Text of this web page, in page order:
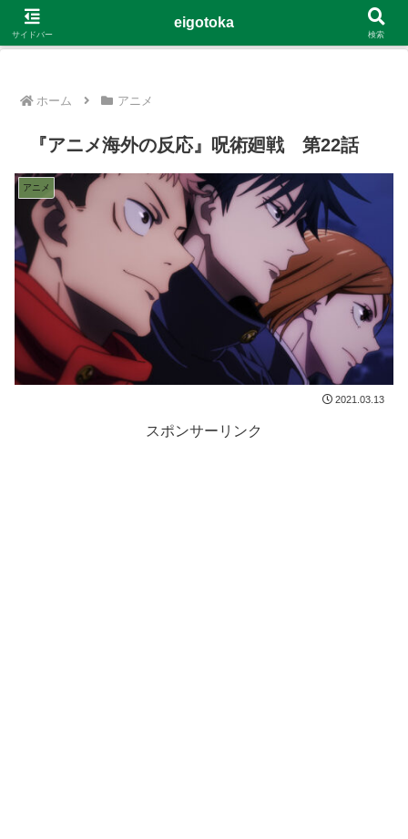
G-4Y8348WE8B
ホーム アニメ
『アニメ海外の反応』呪術廻戦 第22話
アニメ
2021.03.13
スポンサーリンク
サイドバー
eigotoka
検索